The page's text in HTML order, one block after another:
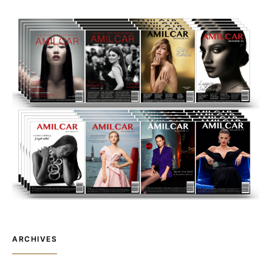
ARCHIVES